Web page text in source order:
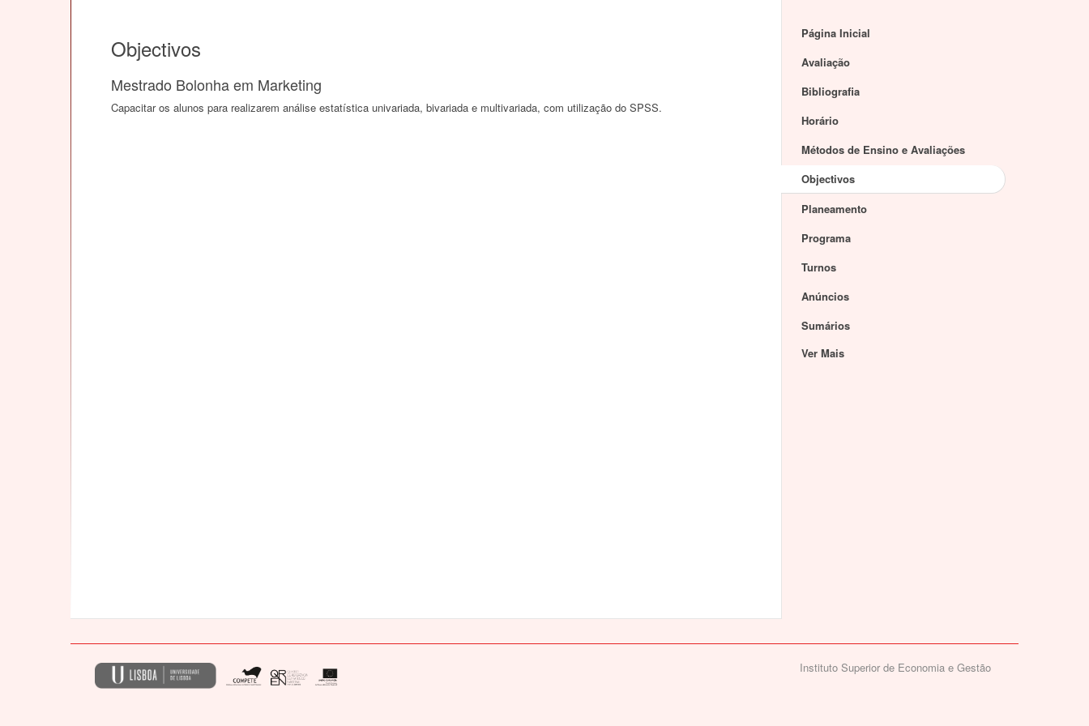
Objectivos
Mestrado Bolonha em Marketing
Capacitar os alunos para realizarem análise estatística univariada, bivariada e multivariada, com utilização do SPSS.
Página Inicial
Avaliação
Bibliografia
Horário
Métodos de Ensino e Avaliações
Objectivos
Planeamento
Programa
Turnos
Anúncios
Sumários
Ver Mais
Instituto Superior de Economia e Gestão